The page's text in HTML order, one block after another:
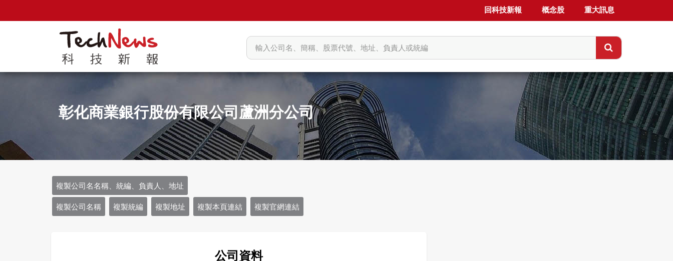
回科技新報 概念股 重大訊息
彰化商業銀行股份有限公司蘆洲分公司
複製公司名名稱、統編、負責人、地址
複製公司名稱 複製統編 複製地址 複製本頁連結 複製官網連結
公司資料